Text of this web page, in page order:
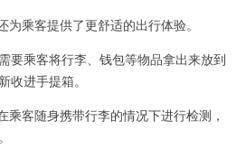
乘客提供了更舒适的出行体验。
乘客将行李、钱包等物品拿出来放到
收进手提箱。
客随身携带行李的情况下进行检测，